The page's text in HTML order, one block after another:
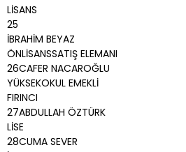
LİSANS
25
İBRAHİM BEYAZ
ÖNLİSANSSATIŞ ELEMANI
26CAFER NACAROĞLU
YÜKSEKOKUL EMEKLİ
FIRINCI
27ABDULLAH ÖZTÜRK
LİSE
28CUMA SEVER